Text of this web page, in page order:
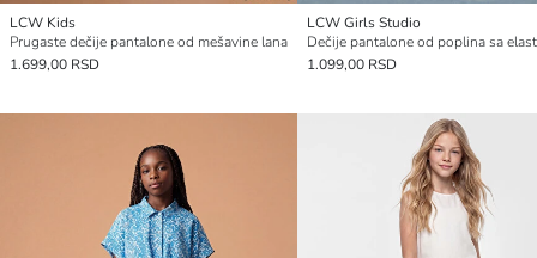
LCW Kids
Prugaste dečije pantalone od mešavine lana
1.699,00 RSD
LCW Girls Studio
1.099,00 RSD